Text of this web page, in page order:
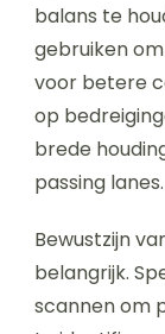
balans te
gebruiken
voor betere
op
brede
passing lanes.
Bewustzijn
belangrijk.
scannen om